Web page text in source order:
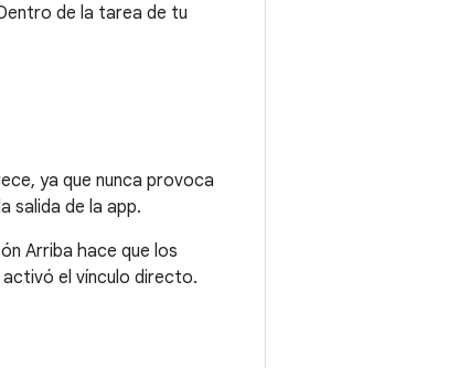
de la tarea de tu
ya que nunca provoca
salida de la app.
Arriba hace que los
activó el vínculo directo.